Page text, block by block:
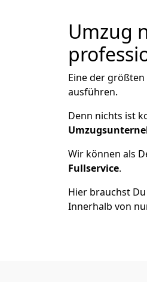
Umzug
Eine der
ausführen.
Denn nichts ist
Wir können als
Fullservice.
Hier brauchst
Innerhalb von